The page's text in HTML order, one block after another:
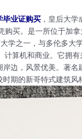
毕业证购买 ，皇后大
买。是一所位于加
学之一，与多伦多
算机和商业。它拥
边，风景优美。著
期的新哥特式建筑风